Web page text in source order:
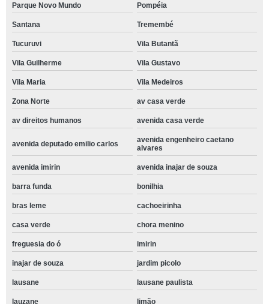
Parque Novo Mundo Pompéia
Santana Tremembé
Tucuruvi Vila Butantã
Vila Guilherme Vila Gustavo
Vila Maria Vila Medeiros
Zona Norte av casa verde
av direitos humanos avenida casa verde
avenida deputado emilio carlos
avenida engenheiro caetano
alvares
avenida imirin avenida inajar de souza
barra funda bonilhia
bras leme cachoeirinha
casa verde chora menino
freguesia do ó imirin
inajar de souza jardim picolo
lausane lausane paulista
lauzane limão